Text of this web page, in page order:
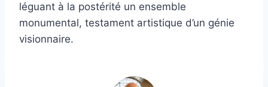
léguant à la postérité un ensemble
monumental, testament artistique d’un génie
visionnaire.